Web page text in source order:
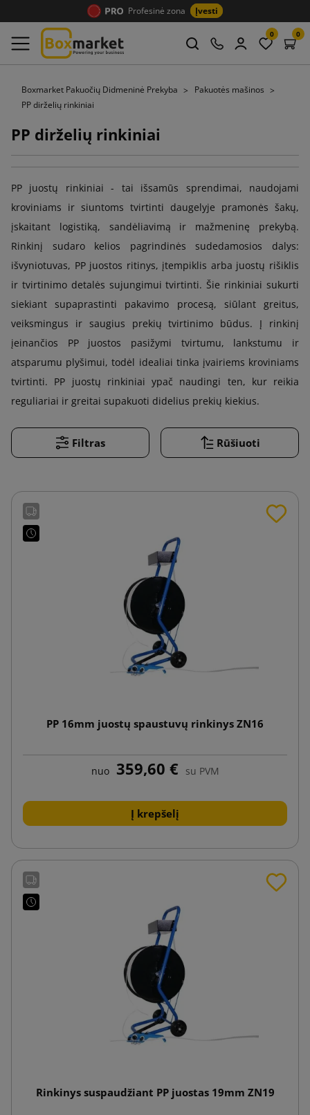
Profesinė zona Įvesti
0 0
Boxmarket Pakuočių Didmeninė Prekyba
Pakuotės mašinos
PP dirželių rinkiniai
PP dirželių rinkiniai
PP juostų rinkiniai - tai išsamūs sprendimai, naudojami
kroviniams ir siuntoms tvirtinti daugelyje pramonės šakų,
įskaitant logistiką, sandėliavimą ir mažmeninę prekybą.
Rinkinį sudaro kelios pagrindinės sudedamosios dalys:
išvyniotuvas, PP juostos ritinys, įtempiklis arba juostų rišiklis
ir tvirtinimo detalės sujungimui tvirtinti. Šie rinkiniai sukurti
siekiant supaprastinti pakavimo procesą, siūlant greitus,
veiksmingus ir saugius prekių tvirtinimo būdus. Į rinkinį
įeinančios PP juostos pasižymi tvirtumu, lankstumu ir
atsparumu plyšimui, todėl idealiai tinka įvairiems kroviniams
tvirtinti. PP juostų rinkiniai ypač naudingi ten, kur reikia
reguliariai ir greitai supakuoti didelius prekių kiekius.
Filtras Rūšiuoti
PP 16mm juostų spaustuvų rinkinys ZN16
nuo 359,60 € su PVM
Į krepšelį
Rinkinys suspaudžiant PP juostas 19mm ZN19